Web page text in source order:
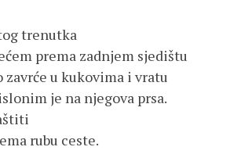
trenutka
prema zadnjem sjedištu
u kukovima i vratu
je na njegova prsa.
rubu ceste.